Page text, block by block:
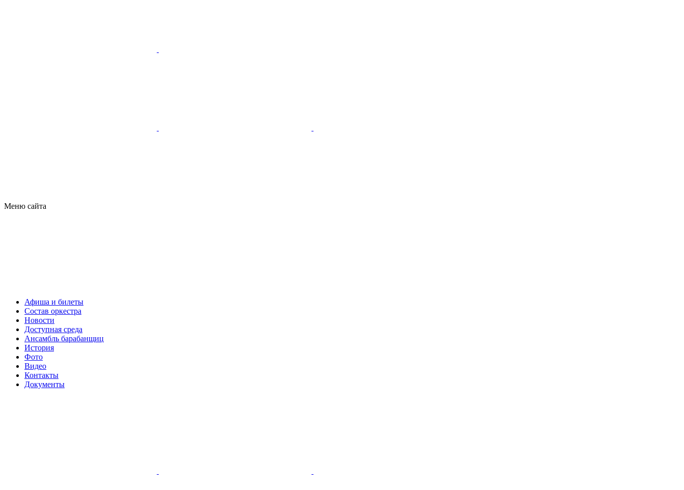
Меню сайта
Афиша и билеты
Состав оркестра
Новости
Доступная среда
Ансамбль барабанщиц
История
Фото
Видео
Контакты
Документы